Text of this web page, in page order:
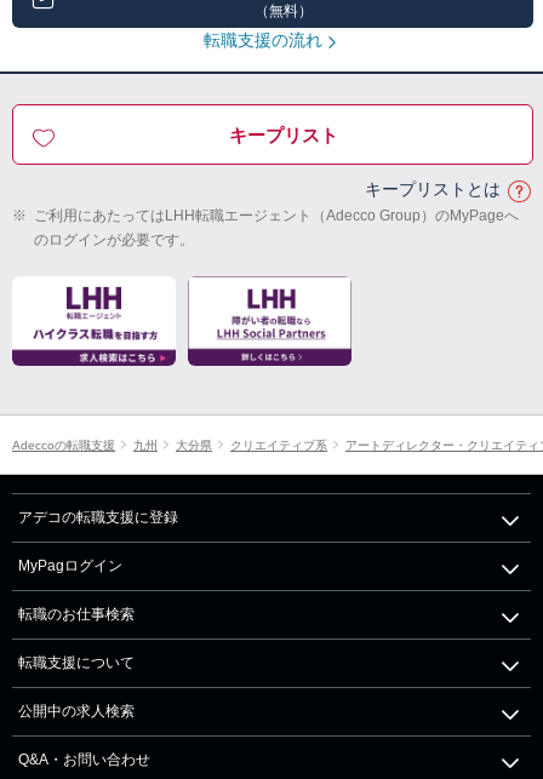
（無料）
転職支援の流れ
キープリスト
キープリストとは
※ ご利用にあたってはLHH転職エージェント（Adecco Group）のMyPageへ
のログインが必要です。
Adeccoの転職支援 九州 大分県 クリエイティブ系 アートディレクター・クリエイテ
アデコの転職支援に登録
MyPagログイン
転職のお仕事検索
転職支援について
公開中の求人検索
Q&A・お問い合わせ